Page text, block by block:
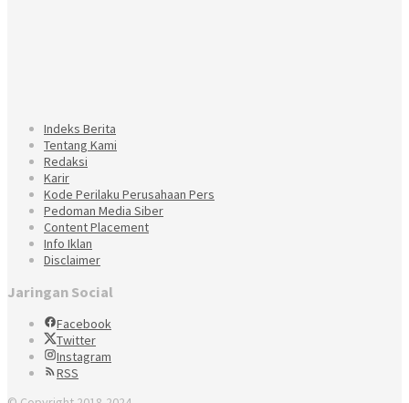
Indeks Berita
Tentang Kami
Redaksi
Karir
Kode Perilaku Perusahaan Pers
Pedoman Media Siber
Content Placement
Info Iklan
Disclaimer
Jaringan Social
Facebook
Twitter
Instagram
RSS